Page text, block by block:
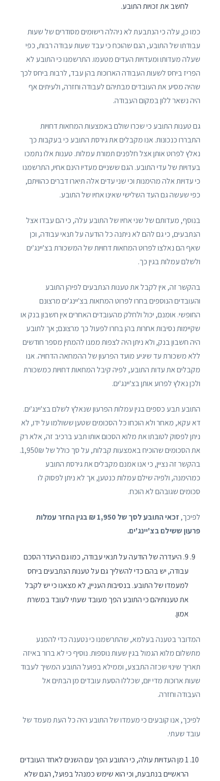
לחשב את זכויות התובע.
כמו כן, עלה כי הנתבעת לא ניהלה רישומים מסודרים של שעות
עבודתו של התובע, הגם שהוכח כי עבד שעות עבודה רבות, כפי
שעלה מעדותו ומעדויות העדים מטעמו. התרשמנו כי התובע לא
הפריז ביחס לשעות העבודה הארוכות בהן עבד, לרבות ביחס לכך
שהיה מסיע את העובדים מבתיהם לעבודה וחזרה, ולעיתים אף
היה נשאר ללון במקום העבודה.
גם טענות התובע כי שכרו שולם באמצעות המחאות דחויות
התבררו כנכונות. אנו מקבלים את גירסת התובע כי בעקבות כך
נאלץ לפרוט אותן אצל חלפנים תמורת עמלות. טענות אלו נתמכו
בעדויות של עדי התובע. הגם ששניים מעדיו הינם אחיו, התרשמנו
כי עדויות אלה מהימנות וכי שני עדים אלה תיארו דברים כהוויתם,
כפי שעשה גם העד השלישי שאינו אחיו של התובע.
בנוסף, מעדותם של שני אחיו של התובע עלה, כי הם עבדו אצל
הנתבעים, כי גם להם לא ניתנה כל הודעה על תנאי עבודה, וכן
שאף הם נאלצו לפרוט המחאות דחויות של המשכורת בצ'יינג'ים
ולשלם עמלות בגין כך.
בהקשר זה, אין לקבל את טענות הנתבעים לפיהן התובע
והעובדים הנוספים בחרו לפרוט המחאות בצ'יינג'ים מרצונם
החופשי. אומנם, יכול ולחלק מהעובדים האחרים אין חשבון בנק או
שקיימות נסיבות אחרות בהן בחרו לפעול כך מרצונם; אך לתובע
היה חשבון בנק, ולא ניתן היה לצפות ממנו להמתין מספר חודשים
ללא משכורת עד שיגיע מועד הפרעון של ההמחאה הדחויה. אנו
מקבלים את עדות התובע, לפיה קיבל המחאות דחויות כמשכורת
ולכן נאלץ לפרוע אותן בצ'יינג'ים.
התובע תבע כספים בגין עמלות הפרעון שנאלץ לשלם בצ'יינג'ים.
דא עקא, מאחר ולא הוכחו כל הסכומים שטען ששולמו על ידו, לא
ניתן לפסוק לטובתו את מלוא הסכום אותו תבע ברכיב זה, אלא רק
את הסכומים שהוכיח באמצעות קבלות, על סך כולל של 1,950₪.
בהקשר זה נציין, כי אנו אמנם מקבלים את גירסת התובע
כמהימנה, ולפיה שילם עמלות כנטען, אך לא ניתן לפסוק לו
סכומים שגובהם לא הוכח.
לפיכך,
זכאי התובע לסך של 1,950 ₪ בגין החזר עמלות
פרעון ששילם בצ'יינג'ים.
9. היעדרה של הודעה על תנאי עבודה, כמו גם היעדר הסכם
עבודה, יש בהם כדי להשליך גם על טענות הנתבעים ביחס
למעמדו של התובע. בנסיבות העניין, לא מצאנו כי יש לקבל
את טענותיהם כי התובע הפך מעובד שעתי לעובד במשרת
אמון.
המדובר בטענה בעלמא, שהתרשמנו כי נטענה כדי להמנע
מתשלום מלוא הגמול בגין שעות נוספות. נוסיף כי לא ברור באיזה
תאריך שינוי שכזה התבצע, וממילא בפועל התובע המשיך לעבוד
שעות ארוכות מדי יום, שכללו הסעת עובדים מן הבתים אל
העבודה וחזרה.
לפיכך, אנו קובעים כי מעמדו של התובע היה כל העת מעמד של
עובד שעתי.
1 מן העדויות עולה, כי התובע הפך עם השנים לאחד העובדים
הראשיים בנתבעת, וכי הוא שימש כמנהל בפועל, הגם שלא